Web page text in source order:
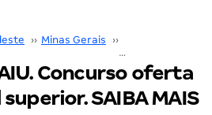
›› Minas Gerais ››
Concurso oferta
SAIBA MAIS